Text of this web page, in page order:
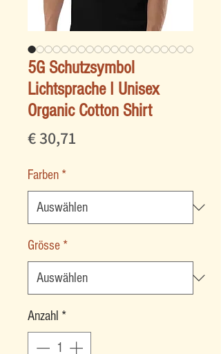
5G Schutzsymbol
Lichtsprache I Unisex
Organic Cotton Shirt
€ 30,71
Farben *
Grösse *
Anzahl *